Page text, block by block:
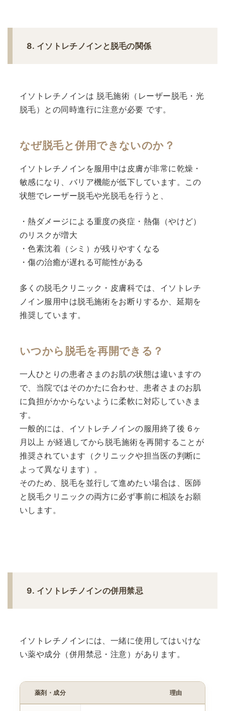
8. イソトレチノインと脱毛の関係
イソトレチノインは 脱毛施術（レーザー脱毛・光
脱毛）との同時進行に注意が必要 です。
なぜ脱毛と併用できないのか？
イソトレチノインを服用中は皮膚が非常に乾燥・
敏感になり、バリア機能が低下しています。この
状態でレーザー脱毛や光脱毛を行うと、
・熱ダメージによる重度の炎症・熱傷（やけど）
のリスクが増大
・色素沈着（シミ）が残りやすくなる
・傷の治癒が遅れる可能性がある
多くの脱毛クリニック・皮膚科では、イソトレチ
ノイン服用中は脱毛施術をお断りするか、延期を
推奨しています。
いつから脱毛を再開できる？
一人ひとりの患者さまのお肌の状態は違いますの
で、当院ではそのかたに合わせ、患者さまのお肌
に負担がかからないように柔軟に対応していきま
す。
一般的には、イソトレチノインの服用終了後 6ヶ
月以上 が経過してから脱毛施術を再開することが
推奨されています（クリニックや担当医の判断に
よって異なります）。
そのため、脱毛を並行して進めたい場合は、医師
と脱毛クリニックの両方に必ず事前に相談をお願
いします。
9. イソトレチノインの併用禁忌
イソトレチノインには、一緒に使用してはいけな
い薬や成分（併用禁忌・注意）があります。
薬剤・成分 理由